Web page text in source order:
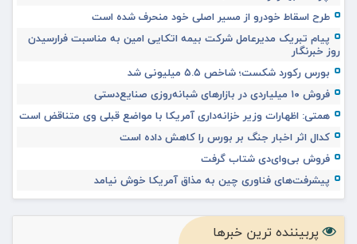
طرح اسقاط خودرو از مسیر اصلی خود منحرف شده است
پیام تبریک مدیرعامل شرکت بیمه اتکایی امین به مناسبت فرارسیدن
روز خبرنگار
بورس رکورد شکست؛ شاخص ۵.۵ میلیونی شد
فروش ۱۰ میلیاردی در بازارهای شبانه‌روزی صنایع‌دستی
همتی: اظهارات وزیر خزانه‌داری آمریکا با مواضع قبلی وی متناقض است
کدال اثر اخبار جنگ بر بورس را کاهش داده است
فروش بی‌وای‌دی شتاب گرفت
پیشرفت‌های فناوری چین به مذاق آمریکا خوش نیامد
پربیننده ترین خبرها